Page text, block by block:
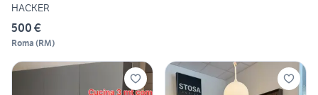
HACKER
500 €
Roma (RM)